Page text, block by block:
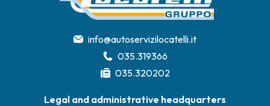
info@autoservizilocatelli.it
035.319366
035.320202
Legal and administrative headquarters